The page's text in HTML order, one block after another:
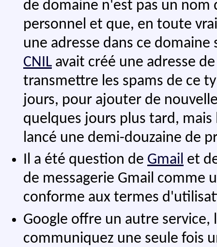
de domaine n'est pas un nom
personnel et que, en toute
une adresse dans ce
CNIL avait créé une adresse
transmettre les spams de ce
jours, pour ajouter de
quelques jours plus tard, mais
lancé une demi-douzaine de
Il a été question de Gmail et
de messagerie Gmail comme
conforme aux termes
Google offre un autre service,
communiquez une seule fois